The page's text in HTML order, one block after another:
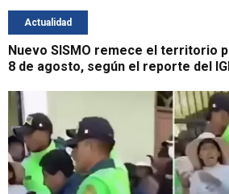
Actualidad
Nuevo SISMO remece el territorio
8 de agosto, según el reporte del